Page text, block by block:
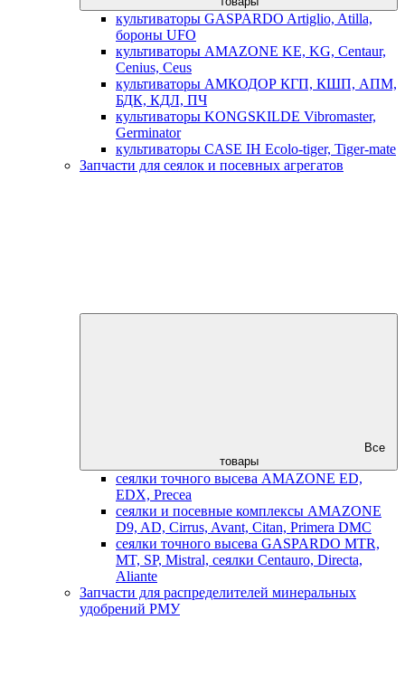
культиваторы GASPARDO Artiglio, Atilla,
бороны UFO
культиваторы AMAZONE KE, KG, Centaur,
Cenius, Ceus
культиваторы АМКОДОР КГП, КШП, АПМ,
БДК, КДЛ, ПЧ
культиваторы KONGSKILDE Vibromaster,
Germinator
культиваторы CASE IH Ecolo-tiger, Tiger-mate
Запчасти для сеялок и посевных агрегатов
Все
товары
сеялки точного высева AMAZONE ED,
EDX, Precea
сеялки и посевные комплексы AMAZONE
D9, AD, Cirrus, Avant, Citan, Primera DMC
сеялки точного высева GASPARDO MTR,
MT, SP, Mistral, сеялки Centauro, Directa,
Aliante
Запчасти для распределителей минеральных
удобрений РМУ